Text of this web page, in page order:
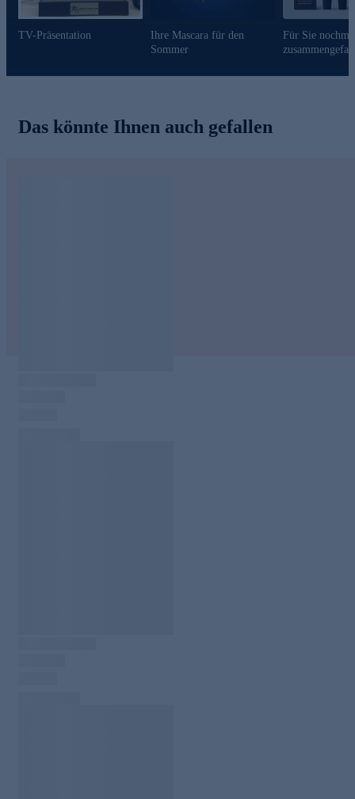
TV-Präsentation
Ihre Mascara für den
Sommer
Für Sie
Das könnte Ihnen auch gefallen